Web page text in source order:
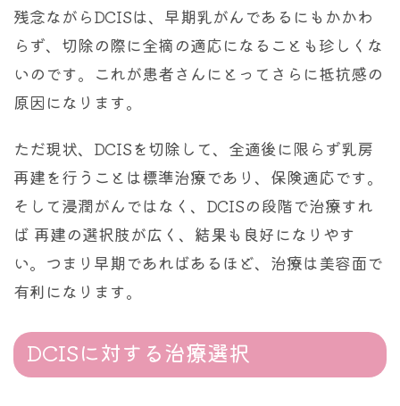
残念ながらDCISは、早期乳がんであるにもかかわ
らず、切除の際に全摘の適応になることも珍しくな
いのです。これが患者さんにとってさらに抵抗感の
原因になります。
ただ現状、DCISを切除して、全適後に限らず乳房
再建を行うことは標準治療であり、保険適応です。
そして浸潤がんではなく、DCISの段階で治療すれ
ば 再建の選択肢が広く、結果も良好になりやす
い。つまり早期であればあるほど、治療は美容面で
有利になります。
DCISに対する治療選択